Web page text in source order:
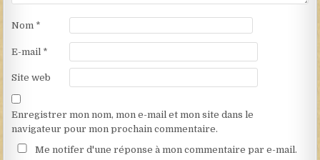
Nom *
E-mail *
Site web
Enregistrer mon nom, mon e-mail et mon site dans le
navigateur pour mon prochain commentaire.
Me notifer d'une réponse à mon commentaire par e-mail.